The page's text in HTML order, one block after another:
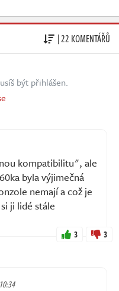
| 22 KOMENTÁŘŮ
být přihlášen.
kompatibilitu", ale
byla výjimečná
nemají a což je
ji lidé stále
3 3